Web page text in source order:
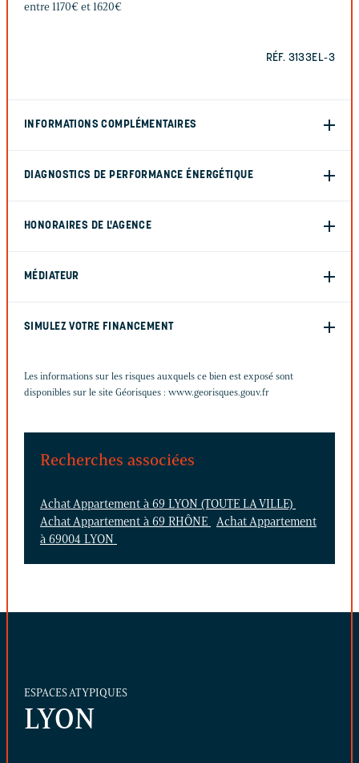
entre 1170€ et 1620€
RÉF. 3133EL-3
INFORMATIONS COMPLÉMENTAIRES
DIAGNOSTICS DE PERFORMANCE ÉNERGÉTIQUE
HONORAIRES DE L'AGENCE
MÉDIATEUR
SIMULEZ VOTRE FINANCEMENT
Les informations sur les risques auxquels ce bien est exposé sont
disponibles sur le site Géorisques : www.georisques.gouv.fr
Recherches associées
Achat Appartement à 69 LYON (TOUTE LA VILLE)
Achat Appartement à 69 RHÔNE
Achat Appartement
à 69004 LYON
ESPACES ATYPIQUES
LYON